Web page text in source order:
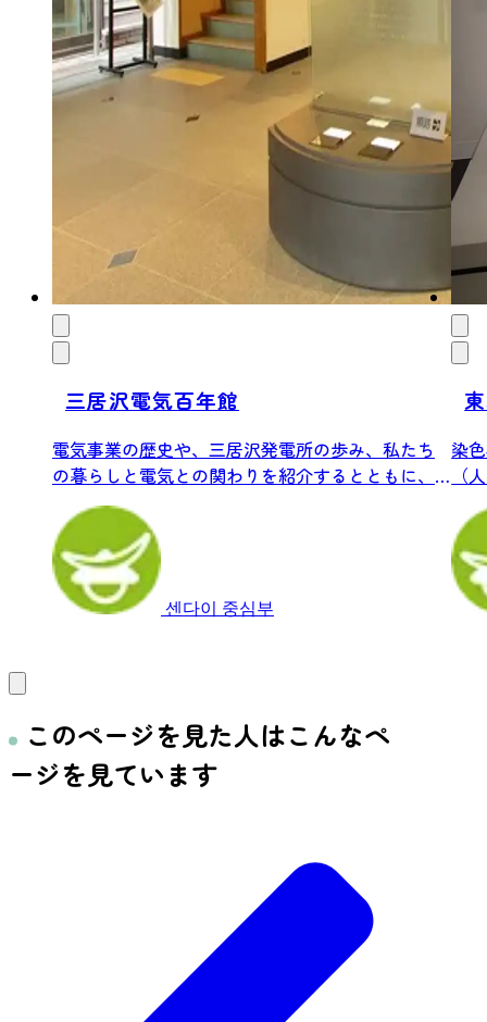
三居沢電気百年館
電気事業の歴史や、三居沢発電所の歩み、私たち
の暮らしと電気との関わりを紹介するとともに、
発電所...
센다이 중심부
染
（
このページを見た人はこんなペ
ージを見ています